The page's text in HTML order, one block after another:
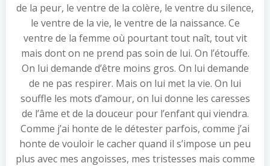
de la peur, le ventre de la colère, le ventre du silence,
le ventre de la vie, le ventre de la naissance. Ce
ventre de la femme où pourtant tout naît, tout vit
mais dont on ne prend pas soin de lui. On l’étouffe.
On lui demande d’être moins gros. On lui demande
de ne pas respirer. Mais on lui met la vie. On lui
souffle les mots d’amour, on lui donne les caresses
de l’âme et de la douceur pour l’enfant qui viendra.
Comme j’ai honte de le détester parfois, comme j’ai
honte de vouloir le cacher quand il s’impose un peu
plus avec mes angoisses, mes tristesses mais comme